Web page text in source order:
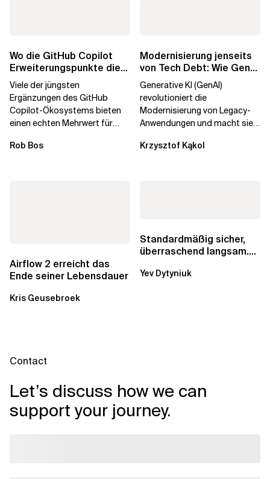
Wo die GitHub Copilot
Erweiterungspunkte die
Governance brechen
Viele der jüngsten
Ergänzungen des GitHub
Copilot-Ökosystems bieten
einen echten Mehrwert für
aber auch die...
Rob Bos
Modernisierung jenseits
von Tech Debt: Wie GenAI
die
Generative KI (GenAI)
revolutioniert die
Modernisierung von Legacy-
Anwendungen und macht sie
Durch die Automatisierung...
Krzysztof Kąkol
Airflow 2 erreicht das
Ende seiner Lebensdauer
Kris Geusebroek
Standardmäßig sicher,
überraschend langsam.
über die RDS...
Yev Dytyniuk
Contact
Let’s discuss how we can
support your journey.